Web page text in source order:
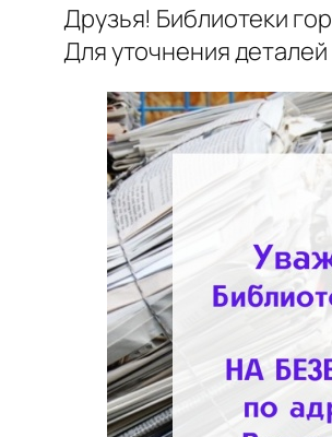
Друзья! Библиотеки
Для уточнения